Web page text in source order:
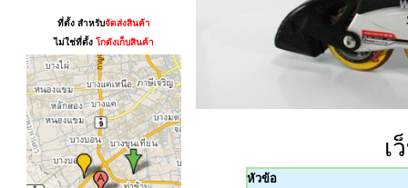
ที่ตั้ง สำหรับจัดส่งสินค้า
ไม่ใช่ที่ตั้ง โกดังเก็บสินค้า
เ
หัวข้อ